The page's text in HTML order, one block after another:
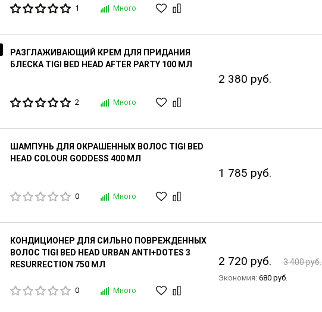
1 Много
РАЗГЛАЖИВАЮЩИЙ КРЕМ ДЛЯ ПРИДАНИЯ
БЛЕСКА TIGI BED HEAD AFTER PARTY 100 МЛ
2 Много
2 380 руб.
ШАМПУНЬ ДЛЯ ОКРАШЕННЫХ ВОЛОС TIGI BED
HEAD COLOUR GODDESS 400 МЛ
0 Много
1 785 руб.
КОНДИЦИОНЕР ДЛЯ СИЛЬНО ПОВРЕЖДЕННЫХ
ВОЛОС TIGI BED HEAD URBAN ANTI+DOTES 3
RESURRECTION 750 МЛ
0 Много
2 720 руб. 3 400 руб.
Экономия: 680 руб.